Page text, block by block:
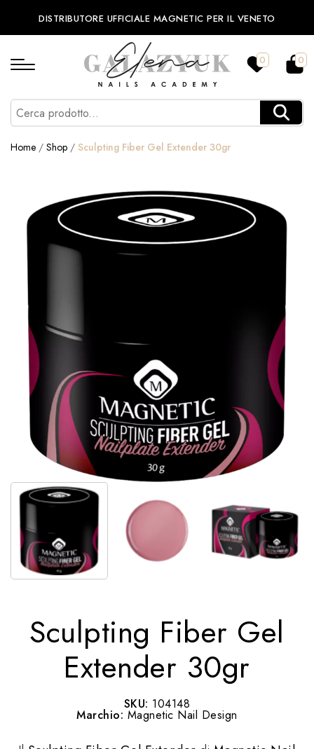
DISTRIBUTORE UFFICIALE MAGNETIC PER IL VENETO
0 0
Home / Shop / Sculpting Fiber Gel Extender 30gr
Sculpting Fiber Gel
Extender 30gr
SKU: 104148
Marchio: Magnetic Nail Design